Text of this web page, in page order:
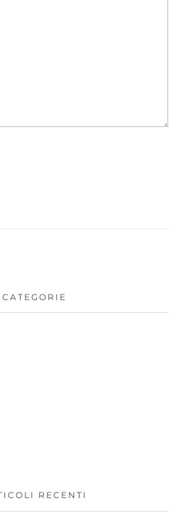
CATEGORIE
RECENTI